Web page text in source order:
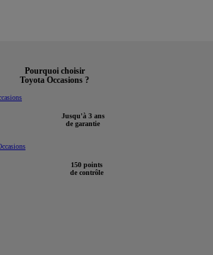
Pourquoi choisir
Toyota Occasions ?
Jusqu'à 3 ans
de garantie
150 points
de contrôle